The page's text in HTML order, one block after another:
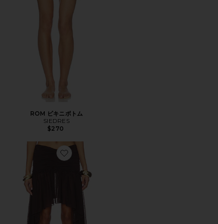
ROM ビキニボトム
SIEDRES
$270
Favorite PIXIE スカート